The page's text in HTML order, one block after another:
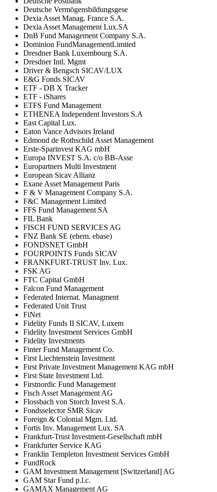
Deutsche Vermögensbildungsgese
Dexia Asset Manag. France S.A.
Dexia Asset Management Lux.SA
DnB Fund Management Company S.A.
Dominion FundManagementLimited
Dresdner Bank Luxembourg S.A.
Dresdner Intl. Mgmt
Driver & Bengsch SICAV/LUX
E&G Fonds SICAV
ETF - DB X Tracker
ETF - iShares
ETFS Fund Management
ETHENEA Independent Investors S.A
East Capital Lux.
Eaton Vance Advisors Ireland
Edmond de Rothschild Asset Management
Erste-Sparinvest KAG mbH
Europa INVEST S.A. c/o BB-Asse
Europartners Multi Investment
European Sicav Allianz
Exane Asset Management Paris
F & V Management Company S.A.
F&C Management Limited
FFS Fund Management SA
FIL Bank
FISCH FUND SERVICES AG
FNZ Bank SE (ehem. ebase)
FONDSNET GmbH
FOURPOINTS Funds SICAV
FRANKFURT-TRUST Inv. Lux.
FSK AG
FTC Capital GmbH
Falcon Fund Management
Federated Internat. Managment
Federated Unit Trust
FiNet
Fidelity Funds II SICAV, Luxem
Fidelity Investment Services GmbH
Fidelity Investments
Finter Fund Management Co.
First Liechtenstein Investment
First Private Investment Management KAG mbH
First State Investment Ltd.
Firstnordic Fund Management
Fisch Asset Management AG
Flossbach von Storch Invest S.A.
Fondsselector SMR Sicav
Foreign & Colonial Mgm. Ltd.
Fortis Inv. Management Lux. SA
Frankfurt-Trust Investment-Gesellschaft mbH
Frankfurter Service KAG
Franklin Templeton Investment Services GmbH
FundRock
GAM Investment Management [Switzerland] AG
GAM Star Fund p.l.c.
GAMAX Management AG